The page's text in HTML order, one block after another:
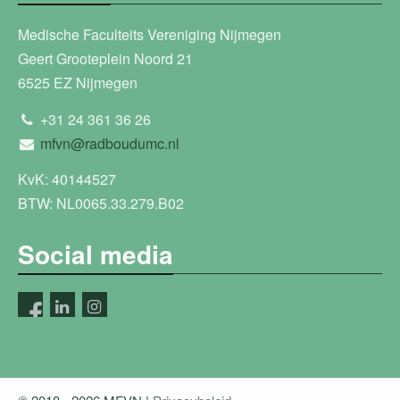
Medische Faculteits Vereniging Nijmegen
Geert Grooteplein Noord 21
6525 EZ Nijmegen
+31 24 361 36 26
mfvn@radboudumc.nl
KvK: 40144527
BTW: NL0065.33.279.B02
Social media